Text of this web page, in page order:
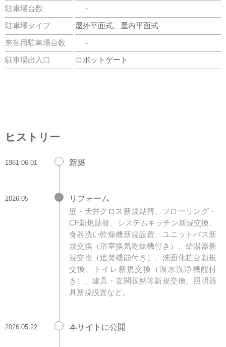
駐車場台数 －
駐車場タイプ 屋外平面式、屋内平面式
来客用駐車場台数 －
駐車場出入口 ロボットゲート
ヒストリー
1981.06.01 新築
2026.05 リフォーム
壁・天井クロス新規貼替、フローリング・
CF新規貼替、システムキッチン新規交換、
食器洗い乾燥機新規設置、ユニットバス新
規交換（浴室換気乾燥機付き）、給湯器新
規交換（追焚機能付き）、洗面化粧台新規
交換、トイレ新規交換（温水洗浄機能付
き）、建具・玄関収納等新規交換、照明器
具新規設置など。
2026.05.22 本サイトに公開